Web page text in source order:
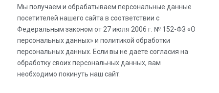
Мы получаем и обрабатываем персональные данные
посетителей нашего сайта в соответствии с
Федеральным законом от 27 июля 2006 г. № 152-ФЗ «О
персональных данных» и политикой обработки
персональных данных. Если вы не даете согласия на
обработку своих персональных данных, вам
необходимо покинуть наш сайт.